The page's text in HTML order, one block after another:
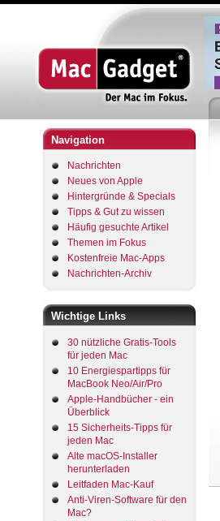
Navigation
Nachrichten
Neues von Apple
Hintergründe & Specials
Tipps & Gut zu wissen
Häufig gesuchte Artikel
Themen im Fokus
Kostenfreie Mac-Apps
Nachrichten-Archiv
Wichtige Links
30 nützliche Gratis-Tools
für jeden Mac
10 Energiespartipps für
MacBook Neo/Air/Pro
Apple-Handbücher - ein
Überblick
15 Sicherheits-Tipps für
jeden Mac
Alte macOS-Installer
herunterladen
Leitfaden Mac-Kauf
Anti-Viren-Software für den
Mac?